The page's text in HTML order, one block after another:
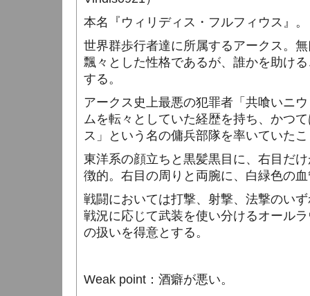
本名『ウィリディス・フルフィウス』。
世界群歩行者達に所属するアークス。
飄々とした性格であるが、誰かを助け
する。
アークス史上最悪の犯罪者「共喰いニ
ムを転々としていた経歴を持ち、かつ
ス」という名の傭兵部隊を率いていた
東洋系の顔立ちと黒髪黒目に、右目だ
徴的。右目の周りと両腕に、白緑色の
戦闘においては打撃、射撃、法撃のい
戦況に応じて武装を使い分けるオール
の扱いを得意とする。
Weak point ：酒癖が悪い。